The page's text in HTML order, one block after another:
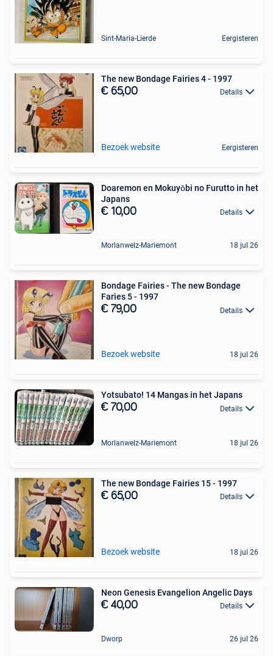
Sint-Maria-Lierde Eergisteren
The new Bondage Fairies 4 - 1997
€ 65,00 Details
Bezoek website Eergisteren
Doaremon en Mokuyōbi no Furutto in het
Japans
€ 10,00 Details
Morlanwelz-Mariemont 18 jul 26
Bondage Fairies - The new Bondage
Faries 5 - 1997
€ 79,00 Details
Bezoek website 18 jul 26
Yotsubato! 14 Mangas in het Japans
€ 70,00 Details
Morlanwelz-Mariemont 18 jul 26
The new Bondage Fairies 15 - 1997
€ 65,00 Details
Bezoek website 18 jul 26
Neon Genesis Evangelion Angelic Days
€ 40,00 Details
Dworp 26 jul 26